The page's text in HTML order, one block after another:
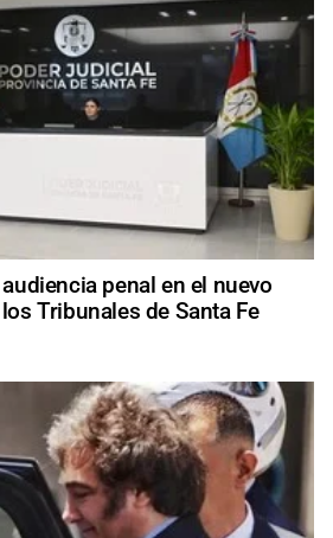
penal en el nuevo
Tribunales de Santa Fe